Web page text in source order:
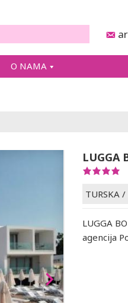
O NAMA
LUGGA
TURSKA /
LUGGA
agencija